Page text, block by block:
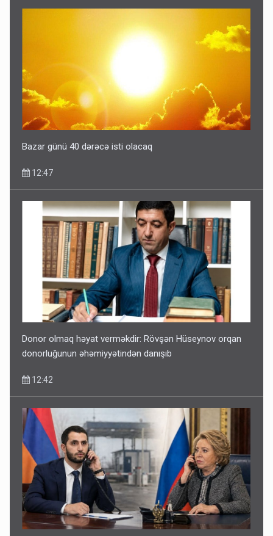
Bazar günü 40 dərəcə isti olacaq
12:47
Donor olmaq həyat verməkdir: Rövşən Hüseynov orqan
donorluğunun əhəmiyyətindən danışıb
12:42